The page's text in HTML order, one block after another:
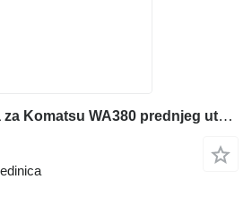
Upravljačka jedinica za Komatsu WA380 prednjeg utovarivača